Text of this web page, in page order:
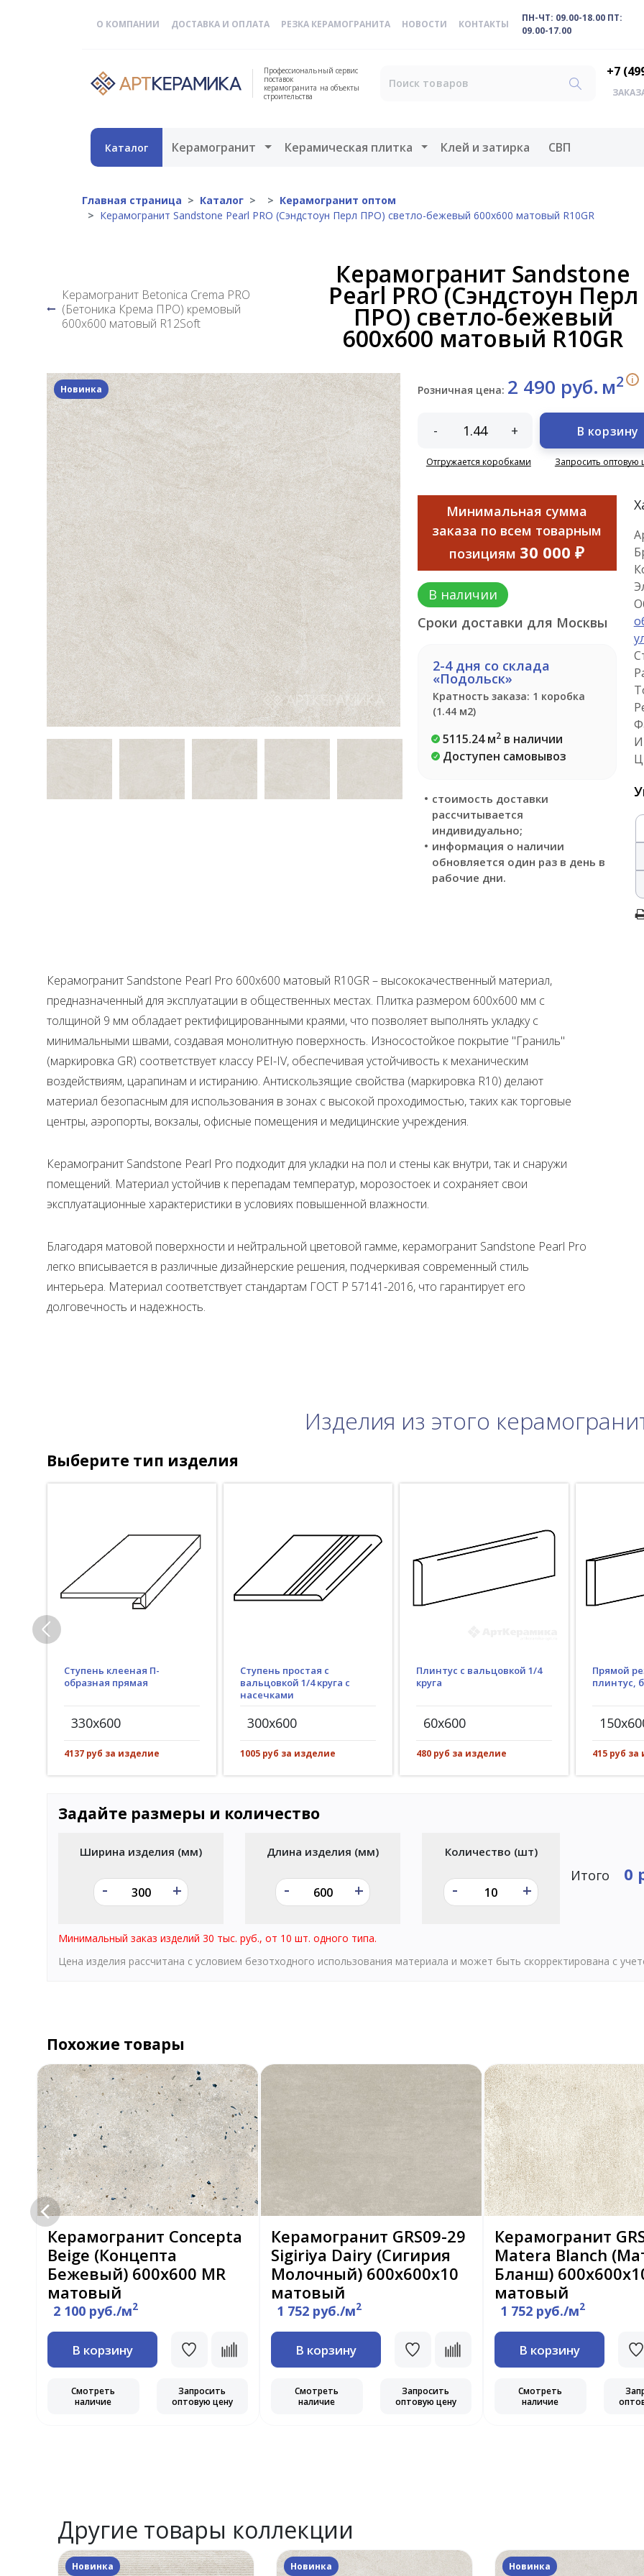
О КОМПАНИИ ДОСТАВКА И ОПЛАТА РЕЗКА КЕРАМОГРАНИТА НОВОСТИ КОНТАКТЫ
ПН-ЧТ: 09.00-18.00 ПТ:
09.00-17.00
Профессиональный сервис
поставок
керамогранита на объекты
строительства
+7
Каталог Керамогранит Открыть меню
Керамическая плитка Открыть меню
Клей и затирка СВП
Главная страница Каталог
Керамогранит оптом
Керамогранит Sandstone Pearl PRO (Сэндстоун Перл ПРО) светло-бежевый 600x600 матовый R10GR
Керамогранит Betonica Crema PRO
(Бетоника Крема ПРО) кремовый
600x600 матовый R12Soft
Керамогранит Sandstone
Pearl PRO (Сэндстоун Перл
ПРО) светло-бежевый
600x600 матовый R10GR
Новинка Розничная цена: 2 490 руб. м2 i
- +
Отгружается коробками
В корзину
Запросить оптовую
Минимальная сумма
заказа по всем товарным
позициям 30 000 ₽
В наличии
Сроки доставки для Москвы
2-4 дня со склада
«Подольск»
Кратность заказа: 1 коробка
(1.44 м2)
5115.24 м2в наличии
Доступен самовывоз
стоимость доставки
рассчитывается
индивидуально;
информация о наличии
обновляется один раз в день в
рабочие дни.
Керамогранит Sandstone Pearl Pro 600x600 матовый R10GR – высококачественный материал,
предназначенный для эксплуатации в общественных местах. Плитка размером 600x600 мм с
толщиной 9 мм обладает ректифицированными краями, что позволяет выполнять укладку с
минимальными швами, создавая монолитную поверхность. Износостойкое покрытие "Граниль"
(маркировка GR) соответствует классу PEI-IV, обеспечивая устойчивость к механическим
воздействиям, царапинам и истиранию. Антискользящие свойства (маркировка R10) делают
материал безопасным для использования в зонах с высокой проходимостью, таких как торговые
центры, аэропорты, вокзалы, офисные помещения и медицинские учреждения.
Керамогранит Sandstone Pearl Pro подходит для укладки на пол и стены как внутри, так и снаружи
помещений. Материал устойчив к перепадам температур, морозостоек и сохраняет свои
эксплуатационные характеристики в условиях повышенной влажности.
Благодаря матовой поверхности и нейтральной цветовой гамме, керамогранит Sandstone Pearl Pro
легко вписывается в различные дизайнерские решения, подчеркивая современный стиль
интерьера. Материал соответствует стандартам ГОСТ Р 57141-2016, что гарантирует его
долговечность и надежность.
Изделия из этого
Выберите тип изделия
Ступень клееная П-
образная прямая
330x600
4137 руб за изделие
Ступень простая с
вальцовкой 1/4 круга с
насечками
300x600
1005 руб за изделие
Плинтус с вальцовкой 1/4
круга
60x600
480 руб за изделие
Прямой
плинтус,
415 руб
Задайте размеры и количество
Ширина изделия (мм)
- +
Длина изделия (мм)
- +
Количество (шт)
- +
Итого 0
Минимальный заказ изделий 30 тыс. руб., от 10 шт. одного типа.
Цена изделия рассчитана с условием безотходного использования материала и может быть скорректирована с
Похожие товары
Керамогранит Concepta
Beige (Концепта
Бежевый) 600х600 MR
матовый
2 100 руб./м2
В корзину
Смотреть
наличие
Запросить
оптовую цену
Керамогранит GRS09-29
Sigiriya Dairy (Сигирия
Молочный) 600х600x10
матовый
1 752 руб./м2
В корзину
Смотреть
наличие
Запросить
оптовую цену
Керамогранит
Matera Blanch
Бланш)
матовый
1 752 руб./м2
В корзину
Смотреть
наличие
Другие товары коллекции
Новинка Новинка Новинка